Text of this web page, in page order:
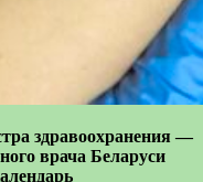
здравоохранения —
врача Беларуси